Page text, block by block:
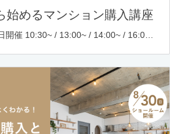
始めるマンション購入講座
木・金・土・日・祝日開催 10:30~ / 13:00~ / 14:00~ / 16:00~ / 17:00~/ 18:30~/ 19:30~